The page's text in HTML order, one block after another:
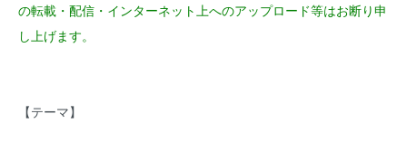
の転載・配信・インターネット上へのアップロード等はお断り申
し上げます。
【テーマ】